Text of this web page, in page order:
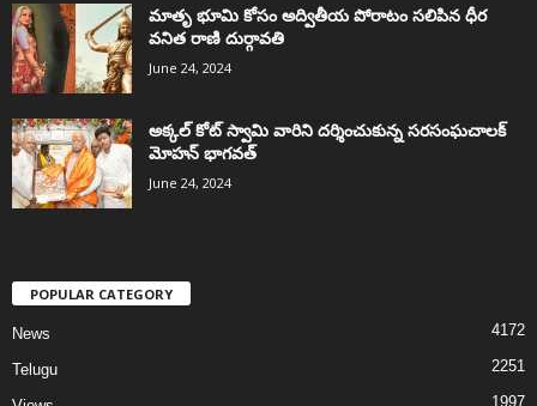
మాతృ భూమి కోసం అద్వితీయ పోరాటం సలిపిన ధీర
వనిత రాణి దుర్గావతి
June 24, 2024
అక్కల్‌ కోట్‌ స్వామి వారిని దర్శించుకున్న సరసంఘచాలక్
మోహన్ భాగవత్
June 24, 2024
POPULAR CATEGORY
News 4172
Telugu 2251
1997